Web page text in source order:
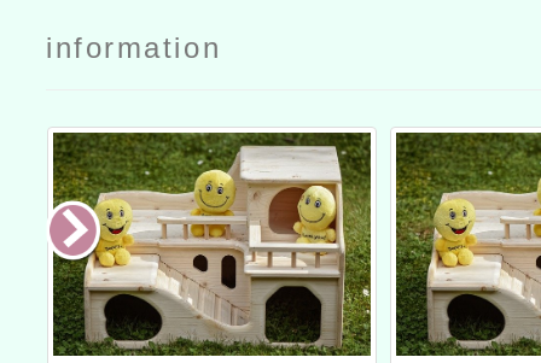
information